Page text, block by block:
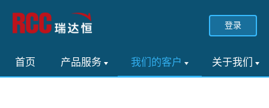
登录
首页 产品服务 我们的客户 关于我们